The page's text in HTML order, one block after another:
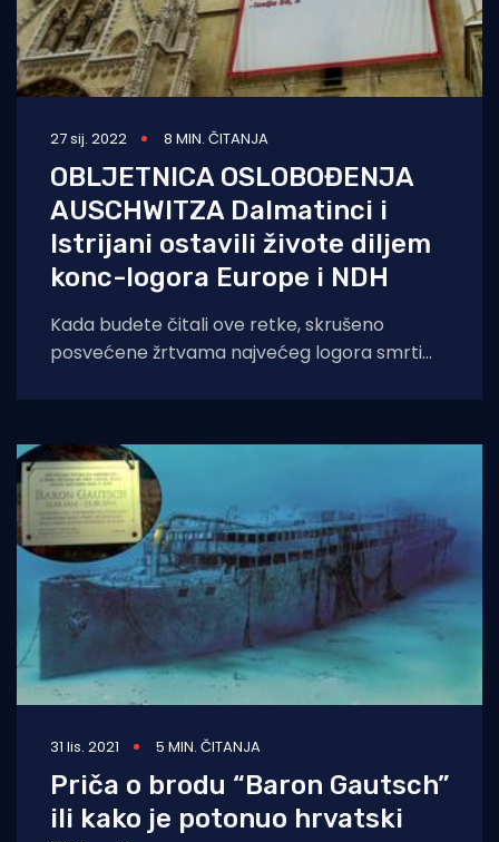
27 sij. 2022 8 MIN. ČITANJA
OBLJETNICA OSLOBOĐENJA
AUSCHWITZA Dalmatinci i
Istrijani ostavili živote diljem
konc-logora Europe i NDH
Kada budete čitali ove retke, skrušeno
posvećene žrtvama najvećeg logora smrti
prije 77
31 lis. 2021 5 MIN. ČITANJA
Priča o brodu “Baron Gautsch”
ili kako je potonuo hrvatski